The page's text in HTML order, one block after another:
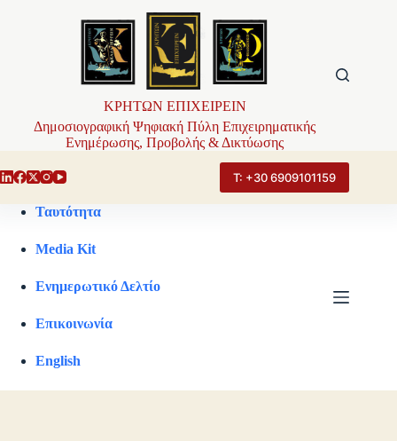
ΚΡΗΤΩΝ ΕΠΙΧΕΙΡΕΙΝ
Δημοσιογραφική Ψηφιακή Πύλη Επιχειρηματικής
Ενημέρωσης, Προβολής & Δικτύωσης
Τ: +30 6909101159
Ταυτότητα
Media Kit
Ενημερωτικό Δελτίο
Επικοινωνία
English